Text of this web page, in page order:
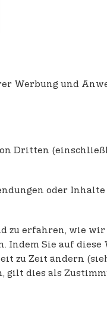
Werbung und
Dritten
oder
zu erfahren, wie wir
Indem Sie auf diese
zu Zeit ändern
gilt dies als